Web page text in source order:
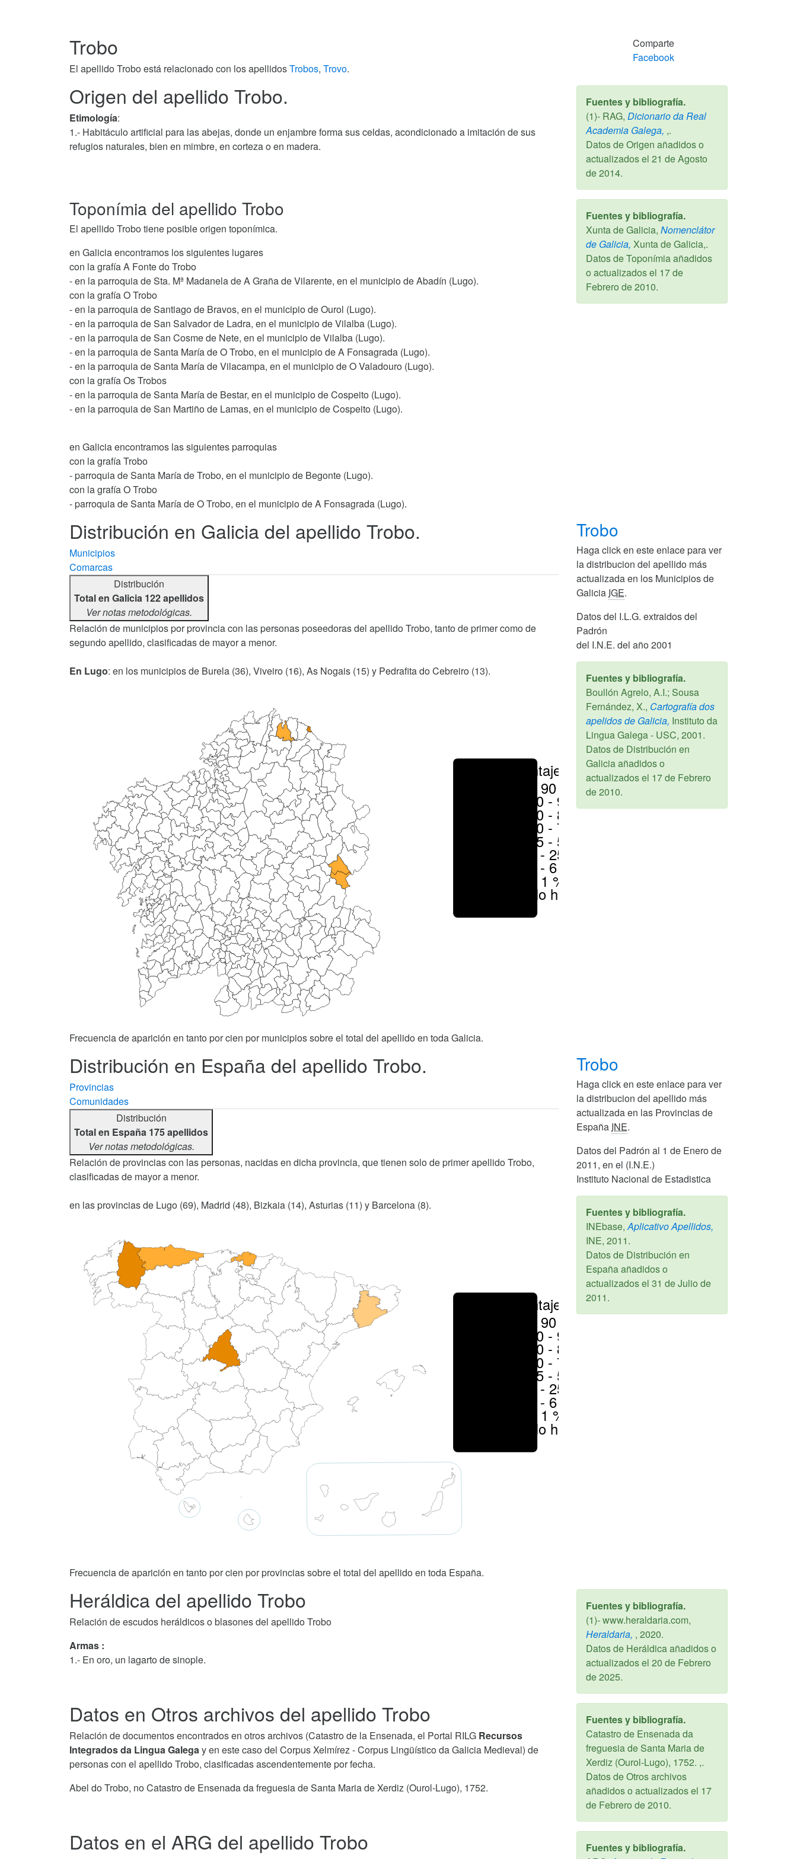
Trobo
El apellido Trobo está relacionado con los apellidosTrobos, Trovo.
Comparte
Facebook
Origen del apellido Trobo.
Etimología:
1.- Habitáculo artificial para las abejas, donde un enjambre forma sus celdas, acondicionado a imitación de sus
refugios naturales, bien en mimbre, en corteza o en madera.
Fuentes y bibliografía.
(1)- RAG, Dicionario da Real
Academia Galega, ,.
Datos de Origen añadidos o
actualizados el 21 de Agosto
de 2014.
Toponímia del apellido Trobo
El apellido Trobo tiene posible origen toponímica.
en Galicia encontramos los siguientes lugares
con la grafía A Fonte do Trobo
- en la parroquia de Sta. Mª Madanela de A Graña de Vilarente, en el municipio de Abadín (Lugo).
con la grafía O Trobo
- en la parroquia de Santiago de Bravos, en el municipio de Ourol (Lugo).
- en la parroquia de San Salvador de Ladra, en el municipio de Vilalba (Lugo).
- en la parroquia de San Cosme de Nete, en el municipio de Vilalba (Lugo).
- en la parroquia de Santa María de O Trobo, en el municipio de A Fonsagrada (Lugo).
- en la parroquia de Santa María de Vilacampa, en el municipio de O Valadouro (Lugo).
con la grafía Os Trobos
- en la parroquia de Santa María de Bestar, en el municipio de Cospeito (Lugo).
- en la parroquia de San Martiño de Lamas, en el municipio de Cospeito (Lugo).
en Galicia encontramos las siguientes parroquias
con la grafía Trobo
- parroquia de Santa María de Trobo, en el municipio de Begonte (Lugo).
con la grafía O Trobo
- parroquia de Santa María de O Trobo, en el municipio de A Fonsagrada (Lugo).
Fuentes y bibliografía.
Xunta de Galicia, Nomenclátor
de Galicia, Xunta de Galicia,.
Datos de Toponímia añadidos
o actualizados el 17 de
Febrero de 2010.
Distribución en Galicia del apellido Trobo.
Municipios
Comarcas
Distribución
Total en Galicia 122 apellidos
Ver notas metodológicas.
Relación de municipios por provincia con las personas poseedoras del apellido Trobo, tanto de primer como de
segundo apellido, clasificadas de mayor a menor.
En Lugo: en los municipios de Burela (36), Viveiro (16), As Nogais (15) y Pedrafita do Cebreiro (13).
Porcentajes
> 90 %
80 - 90 %
70 - 80 %
50 - 70 %
25 - 50 %
6 - 25 %
1 - 6 %
< 1 %
No hay
Frecuencia de aparición en tanto por cien por municipios sobre el total del apellido en toda Galicia.
Trobo
Haga click en este enlace para ver
la distribucion del apellido más
actualizada en los Municipios de
Galicia IGE.
Datos del I.L.G. extraidos del
Padrón
del I.N.E. del año 2001
Fuentes y bibliografía.
Boullón Agrelo, A.I.; Sousa
Fernández, X., Cartografía dos
apelidos de Galicia, Instituto da
Lingua Galega - USC, 2001.
Datos de Distribución en
Galicia añadidos o
actualizados el 17 de Febrero
de 2010.
Distribución en España del apellido Trobo.
Provincias
Comunidades
Distribución
Total en España 175 apellidos
Ver notas metodológicas.
Relación de provincias con las personas, nacidas en dicha provincia, que tienen solo de primer apellido Trobo,
clasificadas de mayor a menor.
en las provincias de Lugo (69), Madrid (48), Bizkaia (14), Asturias (11) y Barcelona (8).
Porcentajes
> 90 %
80 - 90 %
70 - 80 %
50 - 70 %
25 - 50 %
6 - 25 %
1 - 6 %
< 1 %
No hay
Frecuencia de aparición en tanto por cien por provincias sobre el total del apellido en toda España.
Trobo
Haga click en este enlace para ver
la distribucion del apellido más
actualizada en las Provincias de
España INE.
Datos del Padrón al 1 de Enero de
2011, en el (I.N.E.)
Instituto Nacional de Estadistica
Fuentes y bibliografía.
INEbase,Aplicativo Apellidos,
INE, 2011.
Datos de Distribución en
España añadidos o
actualizados el 31 de Julio de
2011.
Heráldica del apellido Trobo
Relación de escudos heráldicos o blasones del apellido Trobo
Armas :
1.- En oro, un lagarto de sinople.
Fuentes y bibliografía.
(1)- www.heraldaria.com,
Heraldaria, , 2020.
Datos de Heráldica añadidos o
actualizados el 20 de Febrero
de 2025.
Datos en Otros archivos del apellido Trobo
Relación de documentos encontrados en otros archivos (Catastro de la Ensenada, el Portal RILG Recursos
Integrados da Lingua Galegay en este caso del Corpus Xelmírez - Corpus Lingüístico da Galicia Medieval) de
personas con el apellido Trobo, clasificadas ascendentemente por fecha.
Abel do Trobo, no Catastro de Ensenada da freguesia de Santa Maria de Xerdiz (Ourol-Lugo), 1752.
Fuentes y bibliografía.
Catastro de Ensenada da
freguesia de Santa Maria de
Xerdiz (Ourol-Lugo), 1752. ,.
Datos de Otros archivos
añadidos o actualizados el 17
de Febrero de 2010.
Datos en el ARG del apellido Trobo
Fuentes y bibliografía.